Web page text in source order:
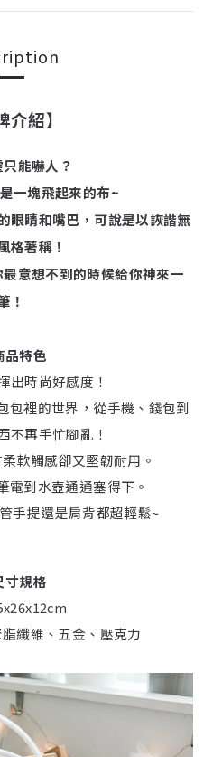
介紹】
能嚇人？
一塊飛起來的布~
眼睛和嘴巴，可說是以詼諧無
格著稱！
意想不到的時候給你神來一
！
特色
出時尚好感度！
裡的世界，從手機、錢包到
不再手忙腳亂！
軟觸感卻又堅韌耐用。
到水壺通通塞得下。
手提還是肩背都超輕鬆~
規格
纖維、五金、壓克力